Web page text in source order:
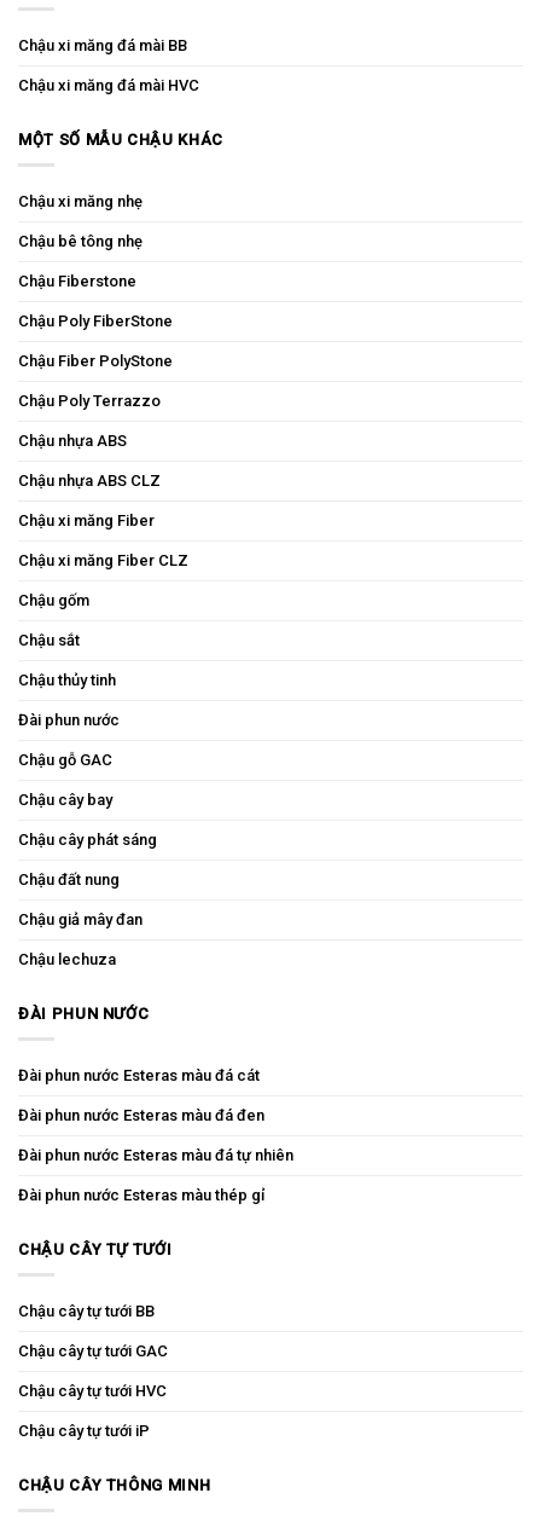
Chậu xi măng đá mài BB
Chậu xi măng đá mài HVC
MỘT SỐ MẪU CHẬU KHÁC
Chậu xi măng nhẹ
Chậu bê tông nhẹ
Chậu Fiberstone
Chậu Poly FiberStone
Chậu Fiber PolyStone
Chậu Poly Terrazzo
Chậu nhựa ABS
Chậu nhựa ABS CLZ
Chậu xi măng Fiber
Chậu xi măng Fiber CLZ
Chậu gốm
Chậu sắt
Chậu thủy tinh
Đài phun nước
Chậu gỗ GAC
Chậu cây bay
Chậu cây phát sáng
Chậu đất nung
Chậu giả mây đan
Chậu lechuza
ĐÀI PHUN NƯỚC
Đài phun nước Esteras màu đá cát
Đài phun nước Esteras màu đá đen
Đài phun nước Esteras màu đá tự nhiên
Đài phun nước Esteras màu thép gỉ
CHẬU CÂY TỰ TƯỚI
Chậu cây tự tưới BB
Chậu cây tự tưới GAC
Chậu cây tự tưới HVC
Chậu cây tự tưới iP
CHẬU CÂY THÔNG MINH